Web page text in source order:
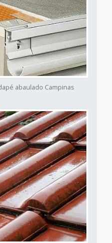
abaulado Campinas